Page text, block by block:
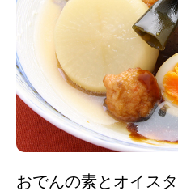
おでんの素とオイス